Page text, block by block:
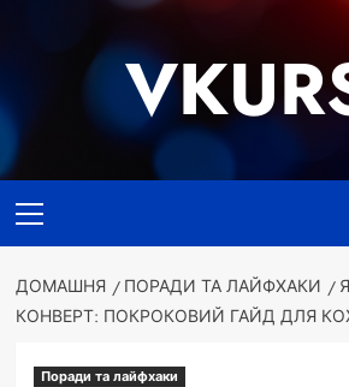
меню
ДОМАШНЯ ПОРАДИ ТА ЛАЙФХАКИ
КОНВЕРТ: ПОКРОКОВИЙ ГАЙД ДЛЯ
Поради та лайфхаки